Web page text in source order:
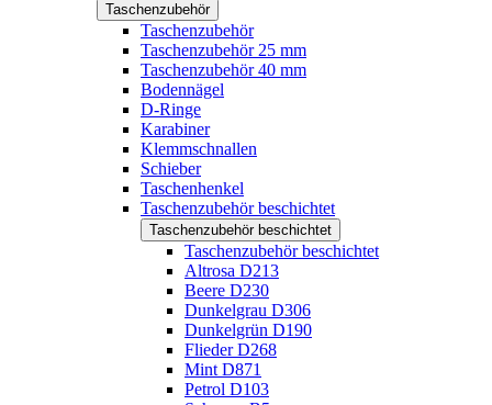
Taschenzubehör
Taschenzubehör
Taschenzubehör 25 mm
Taschenzubehör 40 mm
Bodennägel
D-Ringe
Karabiner
Klemmschnallen
Schieber
Taschenhenkel
Taschenzubehör beschichtet
Taschenzubehör beschichtet
Taschenzubehör beschichtet
Altrosa D213
Beere D230
Dunkelgrau D306
Dunkelgrün D190
Flieder D268
Mint D871
Petrol D103